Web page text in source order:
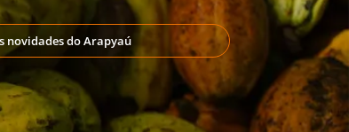
novidades do Arapyaú